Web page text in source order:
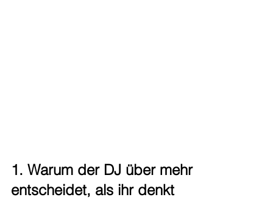
1. Warum der DJ über mehr
entscheidet, als ihr denkt